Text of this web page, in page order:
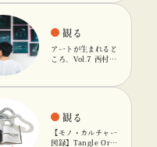
輪」で開催
観る
アートが生まれると
ころ。Vol.7 西村友
観る
【モノ・カルチャー
図録】Tangle Orig